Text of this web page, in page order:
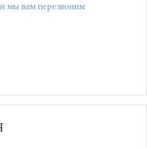
мы вам перезвоним